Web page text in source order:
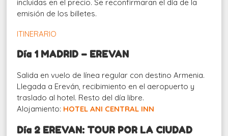
incluidas en el precio. Se reconfirmaran el día de la
emisión de los billetes.
ITINERARIO
Día 1 MADRID – EREVAN
Salida en vuelo de línea regular con destino Armenia.
Llegada a Ereván, recibimiento en el aeropuerto y
traslado al hotel. Resto del día libre.
Alojamiento: HOTEL ANI CENTRAL INN
Día 2 EREVAN: TOUR POR LA CIUDAD